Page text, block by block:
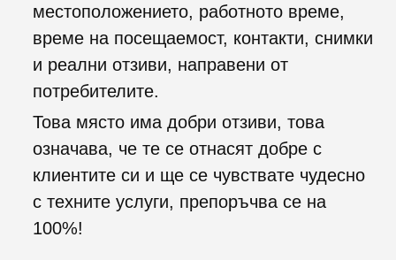
местоположението, работното време,
време на посещаемост, контакти, снимки
и реални отзиви, направени от
потребителите.
Това място има добри отзиви, това
означава, че те се отнасят добре с
клиентите си и ще се чувствате чудесно
с техните услуги, препоръчва се на
100%!